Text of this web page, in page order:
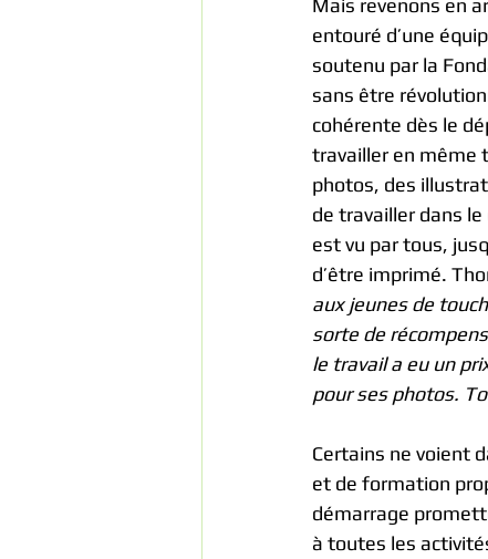
entouré d’une
soutenu par la
sans être
cohérente dès le
travailler en même
photos, des
de travailler dans
est vu par tous,
d’être imprimé.
aux jeunes de
sorte de
le travail a eu un
pour ses photos.
Certains ne voient
et de formation
démarrage
à toutes les